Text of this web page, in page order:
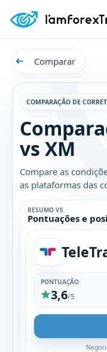
Comparar
COMPARAÇÃO DE
vs XM
Compare as
as plataformas das
Descubra qual é a
RESUMO VS
Pontuações e
PONTUAÇÃO
3,6/5